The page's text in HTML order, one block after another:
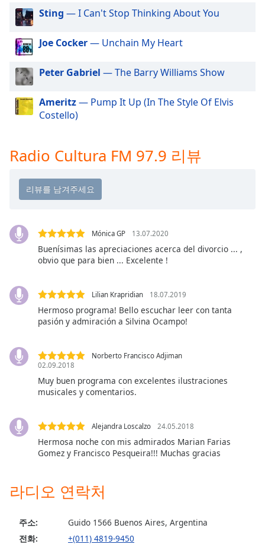
dialog
Escape
cancel
and
close
Text
Color
Opacity
Text
Background
Opacity
Background
Color
Font
Edge
Sting — I Can't Stop Thinking About You
Joe Cocker— Unchain My Heart
Peter Gabriel — The Barry Williams Show
Ameritz— Pump It Up (In The Style Of Elvis
Costello)
Radio Cultura FM 97.9 리뷰
Mónica GP 13.07.2020
Buenísimas las apreciaciones acerca del divorcio ... ,
obvio que para bien ... Excelente !
Lilian Krapridian 18.07.2019
Hermoso programa! Bello escuchar leer con tanta
pasión y admiración a Silvina Ocampo!
Norberto Francisco Adjiman
02.09.2018
Muy buen programa con excelentes ilustraciones
musicales y comentarios.
Alejandra Loscalzo 24.05.2018
Hermosa noche con mis admirados Marian Farias
Gomez y Francisco Pesqueira!!! Muchas gracias
라디오 연락처
주소:
Guido 1566 Buenos Aires, Argentina
전화:
+(011) 4819-9450